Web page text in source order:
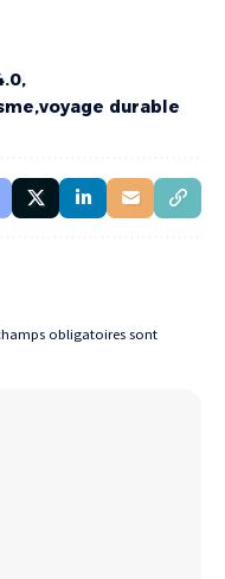
voyage durable
obligatoires sont